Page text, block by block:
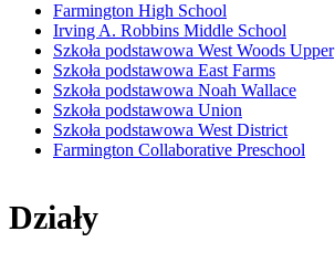
Farmington High School
Irving A. Robbins Middle School
Szkoła podstawowa West Woods Upper
Szkoła podstawowa East Farms
Szkoła podstawowa Noah Wallace
Szkoła podstawowa Union
Szkoła podstawowa West District
Farmington Collaborative Preschool
Działy